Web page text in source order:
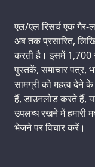
Support us:
एल/एल रिसर्च एक गैर-
अब तक प्रसारित,
करती है। इसमें 1,700
पुस्तकें, समाचार पत्र,
सामग्री को महत्व देने
हैं, डाउनलोड करते हैं,
उपलब्ध रखने में हमारी
भेजने पर विचार करें।